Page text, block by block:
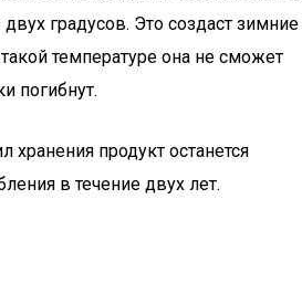
градусов. Это создаст зимние
температуре она не сможет
погибнут.
продукт останется
в течение двух лет.